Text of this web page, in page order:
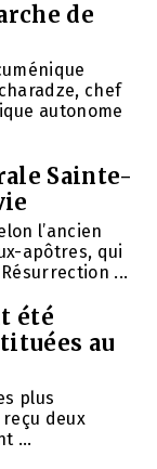
de
chef
autonome
Sainte-
l’ancien
apôtres, qui
...
été
au
plus
deux
...